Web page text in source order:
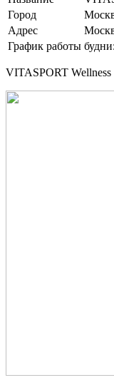
Город
Адрес
График работы
VITASPORT Wellness